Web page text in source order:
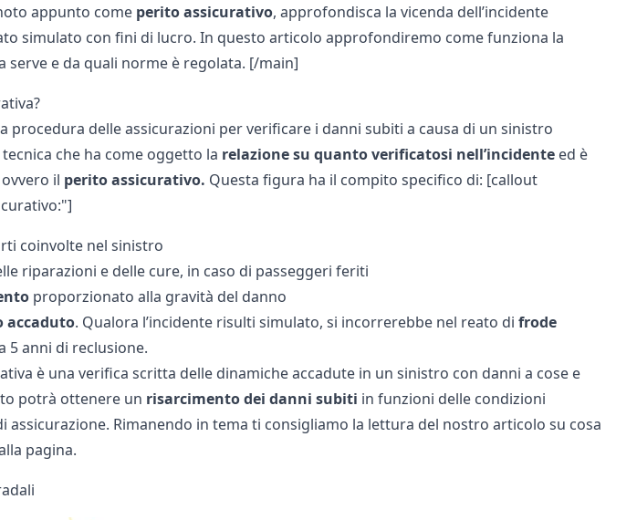
appunto come perito assicurativo, approfondisca la vicenda dell’incidente
simulato con fini di lucro. In questo articolo approfondiremo come funziona la
serve e da quali norme è regolata. [/main]
procedura delle assicurazioni per verificare i danni subiti a causa di un sinistro
che ha come oggetto la relazione su quanto verificatosi nell’incidente ed è
il perito assicurativo. Questa figura ha il compito specifico di: [callout
coinvolte nel sinistro
riparazioni e delle cure, in caso di passeggeri feriti
proporzionato alla gravità del danno
accaduto. Qualora l’incidente risulti simulato, si incorrerebbe nel reato di frode
5 anni di reclusione.
è una verifica scritta delle dinamiche accadute in un sinistro con danni a cose e
potrà ottenere un risarcimento dei danni subiti in funzioni delle condizioni
assicurazione. Rimanendo in tema ti consigliamo la lettura del nostro articolo su cosa
pagina.